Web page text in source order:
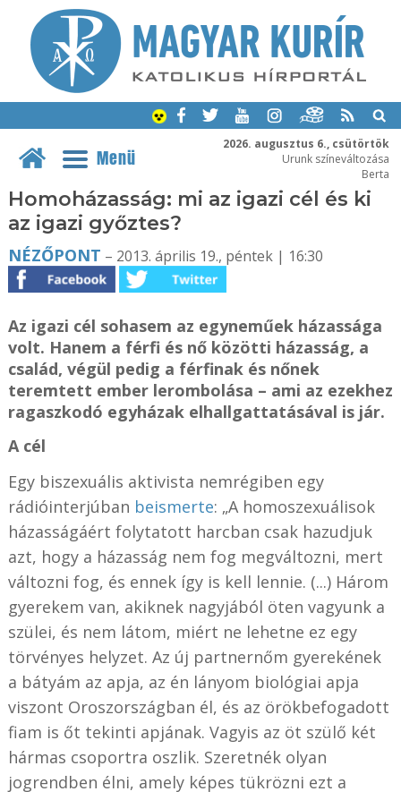
2026. augusztus 6., csütörtök
Urunk színeváltozása
Berta
Menü
Homoházasság: mi az igazi cél és ki
az igazi győztes?
NÉZŐPONT – 2013. április 19., péntek | 16:30
Az igazi cél sohasem az egyneműek házassága
volt. Hanem a férfi és nő közötti házasság, a
család, végül pedig a férfinak és nőnek
teremtett ember lerombolása – ami az ezekhez
ragaszkodó egyházak elhallgattatásával is jár.
A cél
Egy biszexuális aktivista nemrégiben egy
rádióinterjúban beismerte: „A homoszexuálisok
házasságáért folytatott harcban csak hazudjuk
azt, hogy a házasság nem fog megváltozni, mert
változni fog, és ennek így is kell lennie. (...) Három
gyerekem van, akiknek nagyjából öten vagyunk a
szülei, és nem látom, miért ne lehetne ez egy
törvényes helyzet. Az új partnernőm gyerekének
a bátyám az apja, az én lányom biológiai apja
viszont Oroszországban él, és az örökbefogadott
fiam is őt tekinti apjának. Vagyis az öt szülő két
hármas csoportra oszlik. Szeretnék olyan
jogrendben élni, amely képes tükrözni ezt a